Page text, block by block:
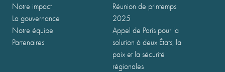
Notre impact
La gouvernance
Notre équipe
Partenaires
Réunion de printemps
2025
Appel de Paris pour la
solution à deux États, la
paix et la sécurité
régionales